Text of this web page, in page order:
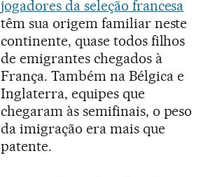
jogadores da seleção francesa
têm sua origem familiar neste
continente, quase todos filhos
de emigrantes chegados à
França. Também na Bélgica e
Inglaterra, equipes que
chegaram às semifinais, o peso
da imigração era mais que
patente.